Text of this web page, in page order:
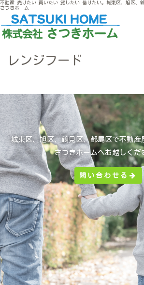
不動産 売りたい 買いたい 貸したい 借りたい。城東区、旭区、
さつきホーム
レンジフード
城東区、旭区、鶴見区、都島区で不動産
さつきホームへお越しくだ
問い合わせる